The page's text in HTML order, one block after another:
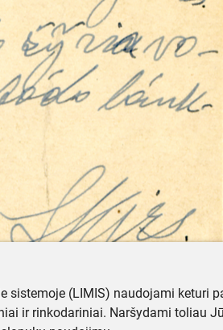
sistemoje (LIMIS) naudojami keturi
ir rinkodariniai. Naršydami toliau